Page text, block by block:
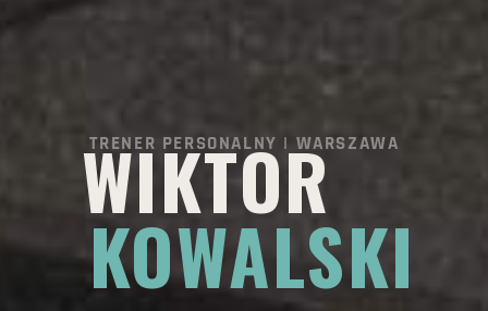
TRENER PERSONALNY | WARSZAWA
WIKTOR
KOWALSKI